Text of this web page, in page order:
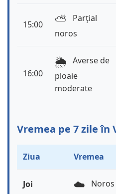
15:00 ⛅️
Parțial
noros
16:00
🌦️ Averse de
ploaie
moderate
Vremea pe 7 zile în
Ziua Vremea
Joi ☁️ Noros